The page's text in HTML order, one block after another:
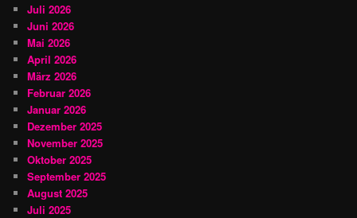
Juli 2026
Juni 2026
Mai 2026
April 2026
März 2026
Februar 2026
Januar 2026
Dezember 2025
November 2025
Oktober 2025
September 2025
August 2025
Juli 2025